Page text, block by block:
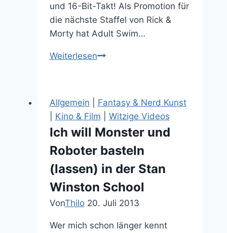
und 16-Bit-Takt! Als Promotion für
die nächste Staffel von Rick &
Morty hat Adult Swim…
WeiterlesenRick
the
Eternal
Nightmare
Machine
muss
werden!
Allgemein
Fantasy & Nerd Kunst
Kino & Film Witzige Videos
Ich will Monster und
Roboter basteln
(lassen) in der Stan
Winston School
VonThilo 20. Juli 2013
Wer mich schon länger kennt